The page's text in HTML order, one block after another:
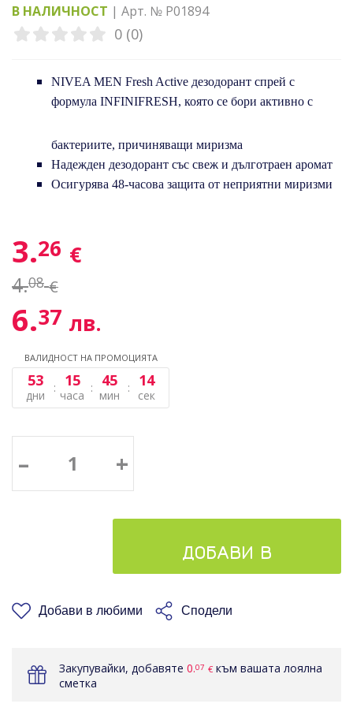
В НАЛИЧНОСТ | Арт. № P01894
0 (0)
NIVEA MEN Fresh Active дезодорант спрей с
формула INFINIFRESH, която се бори активно с
бактериите, причиняващи миризма
Надежден дезодорант със свеж и дълготраен аромат
Осигурява 48-часова защита от неприятни миризми
3.26 €
4.08 €
6.37 лв.
ВАЛИДНОСТ НА ПРОМОЦИЯТА
53
дни
15
часа
45
мин
13
сек
– +
ДОБАВИ В
КОШНИЦАТА
Добави в любими Сподели
Закупувайки, добавяте 0.07 € към вашата лоялна
сметка